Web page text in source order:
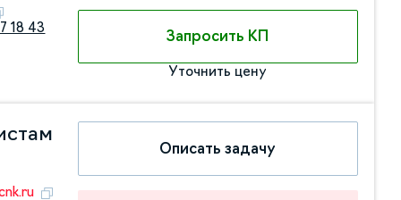
18 43
Запросить КП
Уточнить цену
Описать задачу